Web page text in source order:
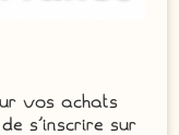
vos achats
s'inscrire sur